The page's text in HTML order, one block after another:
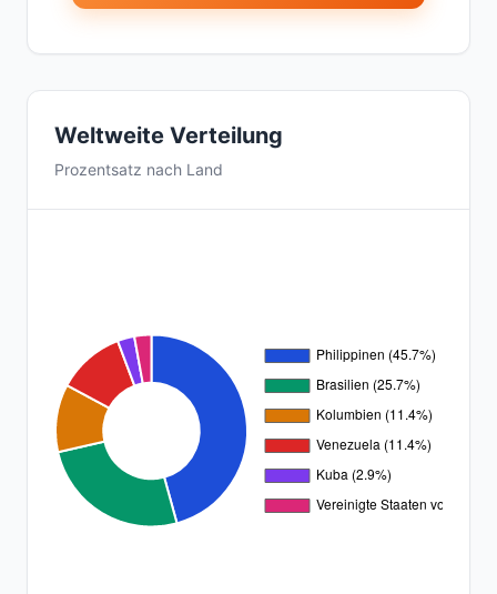
Weltweite Verteilung
Prozentsatz nach Land